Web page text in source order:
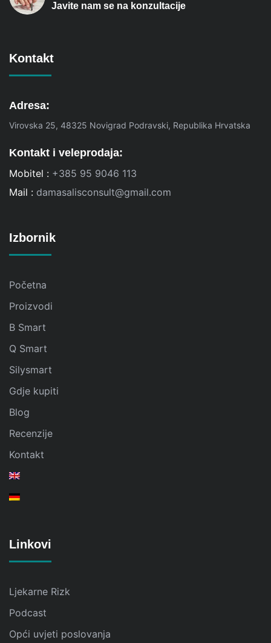
Javite nam se na konzultacije
Kontakt
Adresa:
Virovska 25, 48325 Novigrad Podravski, Republika Hrvatska
Kontakt i veleprodaja:
Mobitel : +385 95 9046 113
Mail : damasalisconsult@gmail.com
Izbornik
Početna
Proizvodi
B Smart
Q Smart
Silysmart
Gdje kupiti
Blog
Recenzije
Kontakt
Linkovi
Ljekarne Rizk
Podcast
Opći uvjeti poslovanja